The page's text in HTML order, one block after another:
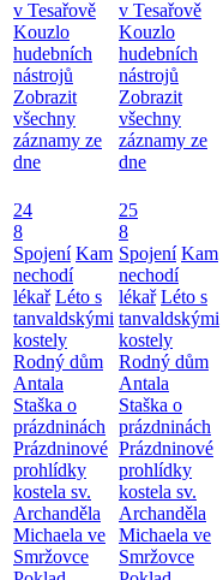
v Tesařově
Kouzlo
hudebních
nástrojů
Zobrazit
všechny
záznamy ze
dne
v Tesařově
Kouzlo
hudebních
nástrojů
Zobrazit
všechny
záznamy ze
dne
24
8
Spojení Kam
nechodí
lékař Léto s
tanvaldskými
kostely
Rodný dům
Antala
Staška o
prázdninách
Prázdninové
prohlídky
kostela sv.
Archanděla
Michaela ve
Smržovce
25
8
Spojení Kam
nechodí
lékař Léto s
tanvaldskými
kostely
Rodný dům
Antala
Staška o
prázdninách
Prázdninové
prohlídky
kostela sv.
Archanděla
Michaela ve
Smržovce